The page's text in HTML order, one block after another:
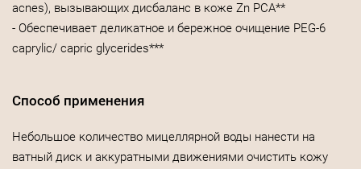
acnes), вызывающих дисбаланс в коже Zn PCA**
- Обеспечивает деликатное и бережное очищение PEG-6
caprylic/ capric glycerides***
Способ применения
Небольшое количество мицеллярной воды нанести на
ватный диск и аккуратными движениями очистить кожу